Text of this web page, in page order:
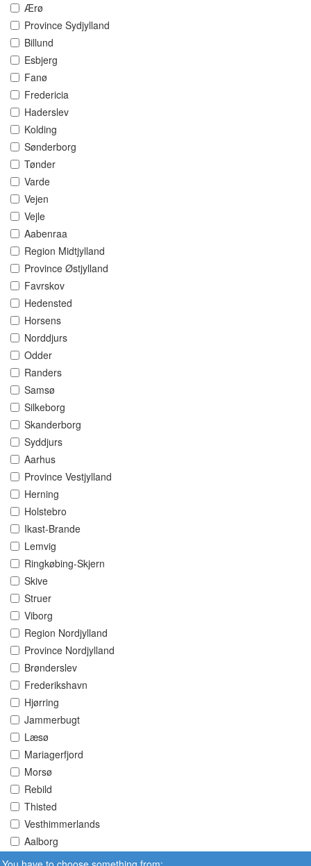
Ærø
Province Sydjylland
Billund
Esbjerg
Fanø
Fredericia
Haderslev
Kolding
Sønderborg
Tønder
Varde
Vejen
Vejle
Aabenraa
Region Midtjylland
Province Østjylland
Favrskov
Hedensted
Horsens
Norddjurs
Odder
Randers
Samsø
Silkeborg
Skanderborg
Syddjurs
Aarhus
Province Vestjylland
Herning
Holstebro
Ikast-Brande
Lemvig
Ringkøbing-Skjern
Skive
Struer
Viborg
Region Nordjylland
Province Nordjylland
Brønderslev
Frederikshavn
Hjørring
Jammerbugt
Læsø
Mariagerfjord
Morsø
Rebild
Thisted
Vesthimmerlands
Aalborg